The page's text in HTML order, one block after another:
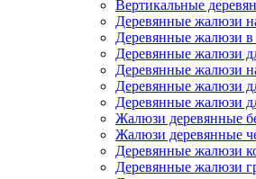
Вертикальные
Деревянные жалюзи
Деревянные жалюзи
Деревянные жалюзи
Деревянные жалюзи
Деревянные жалюзи
Деревянные жалюзи
Жалюзи деревянные
Жалюзи деревянные
Деревянные жалюзи
Деревянные жалюзи